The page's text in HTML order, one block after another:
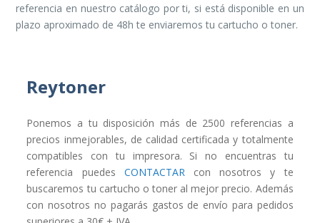
referencia en nuestro catálogo por ti, si está disponible en un
plazo aproximado de 48h te enviaremos tu cartucho o toner.
Reytoner
Ponemos a tu disposición más de 2500 referencias a
precios inmejorables, de calidad certificada y totalmente
compatibles con tu impresora. Si no encuentras tu
referencia puedes CONTACTARcon nosotros y te
buscaremos tu cartucho o toner al mejor precio. Además
con nosotros no pagarás gastos de envío para pedidos